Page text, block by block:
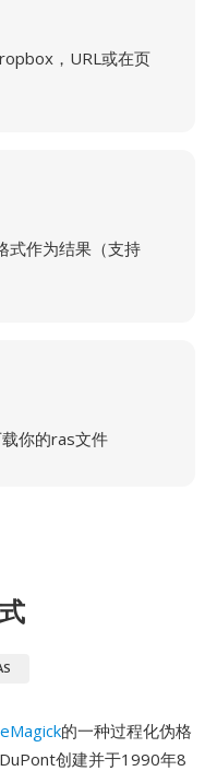
，URL或在页
式作为结果（支持
你的ras文件
的一种过程化伪格
创建并于1990年8